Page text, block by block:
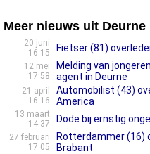
Meer nieuws uit Deurne
20 juni
16:15
Fietser (81)
12 mei
17:58
Melding van
agent in Deurne
21 april
16:16
Automobilist (43)
America
13 maart
14:37
Dode bij ernstig
27 februari
17:05
Rotterdammer (16)
Brabant